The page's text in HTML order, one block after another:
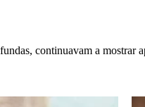
continuavam a mostrar